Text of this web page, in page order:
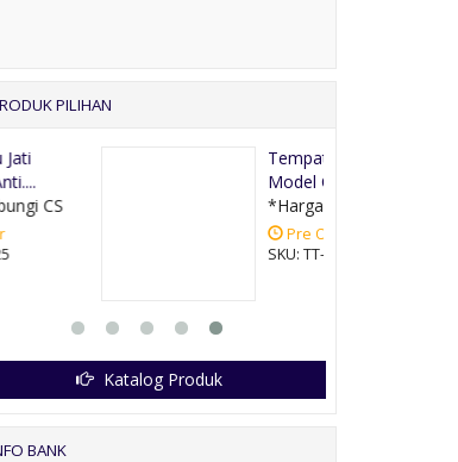
PILIHAN
Tempat Tidur Jati
*Harga Hubungi CS
Katalog Produk
BANK